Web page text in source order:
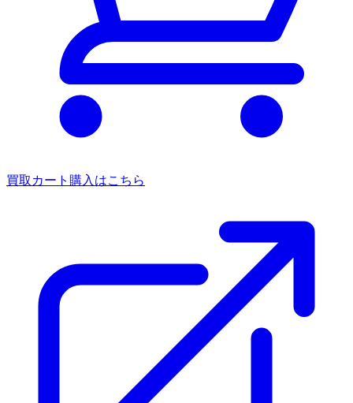
買取カート 購入はこちら